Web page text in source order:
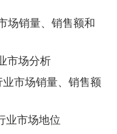
场销量、销售额和
市场分析
市场销量、销售额
业市场地位